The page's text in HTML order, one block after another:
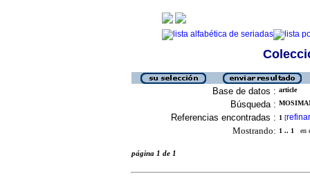
Base de datos : article
Búsqueda :
Referencias encontradas : 1 [refinar
Mostrando: 1 .. 1 en
página 1 de 1